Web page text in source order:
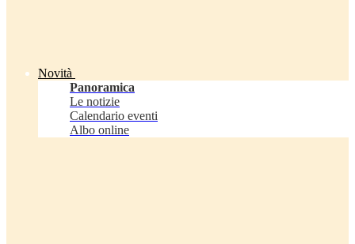
Novità
Panoramica
Le notizie
Calendario eventi
Albo online